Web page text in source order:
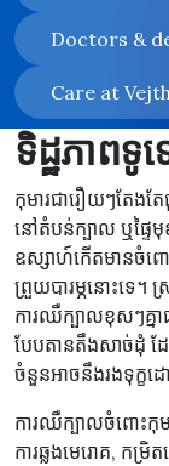
Doctors &
Care at
ទិដ្ឋភាពទូ
កុមារជារឿយៗតែង
នៅតំបន់ក្បាល ឬផ្ទៃ
ឧស្សាហ៍កើតមានចំព
ព្រួយបារម្ភនោះទេ។
ការឈឺក្បាលខុសៗគ្នា
បែបតានតឹងសាច់ដុំ ដ
ចំនួនអាចនឹងរងទុក្ខដោ
ការឈឺក្បាលចំពោះកុ
ការឆ្លងមេរោគ, កម្រិ